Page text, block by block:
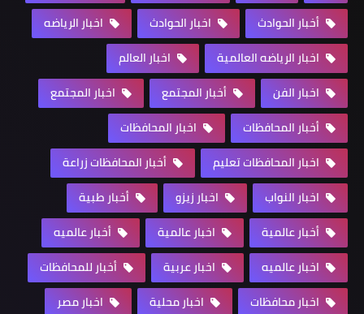
أخبار الحوادث
اخبار الحوادث
اخبار الرياضه
اخبار الرياضه العالمية
اخبار العالم
اخبار الفن
أخبار المجتمع
اخبار المجتمع
أخبار المحافظات
اخبار المحافظات
اخبار المحافظات تعليم
أخبار المحافظات زراعة
اخبار النواب
اخبار زيزو
أخبار طبية
أخبار عالمية
اخبار عالمية
أخبار عالميه
اخبار عالميه
اخبار عربية
أخبار للمحافظات
اخبار محافظات
اخبار محلية
اخبار مصر